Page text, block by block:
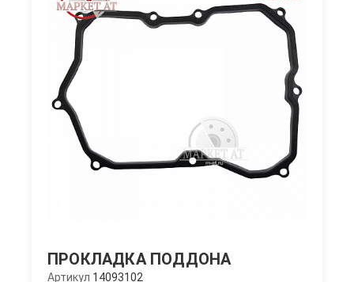
ПРОКЛАДКА ПОДДОНА
Артикул 14093102